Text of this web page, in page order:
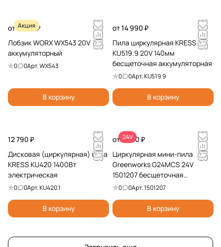
Акция
от 7 990 ₽
Лобзик WORX WX543 20V
аккумуляторный
0 0Арт.WX543
В корзину
от 14 990 ₽
Пила циркулярная KRESS
KU519.9 20V 140мм
бесщеточная аккумуляторная
0 0Арт.KU519.9
В корзину
12 790 ₽
Дисковая (циркулярная) пила
KRESS KU420 1400Вт
электрическая
0 0Арт.KU420.1
В корзину
24V
от 7 990 ₽
Циркулярная мини-пила
Greenworks G24MCS 24V
1501207 бесщеточная
аккумуляторная
0 0Арт.1501207
В корзину